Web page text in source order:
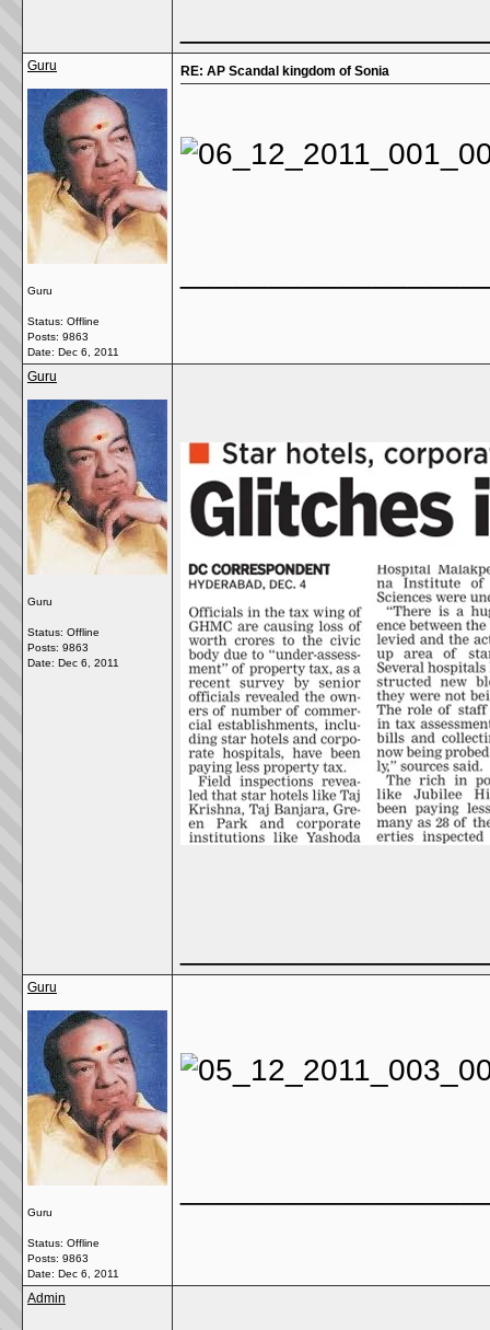
Guru
Guru
Status: Offline
Posts: 9863
Date: Dec 6, 2011
RE: AP Scandal kingdom of Sonia
Guru
Guru
Status: Offline
Posts: 9863
Date: Dec 6, 2011
Guru
Guru
Status: Offline
Posts: 9863
Date: Dec 6, 2011
Admin